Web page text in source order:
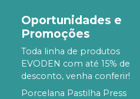
Oportunidades e
Promoções
Toda linha de produtos
EVODEN com até 15% de
desconto, venha conferir!
Porcelana Pastilha Press